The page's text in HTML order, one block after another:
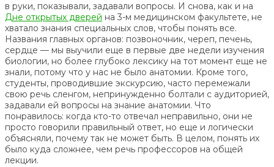
в руки, показывали, задавали вопросы. И снова, как и на
Дне открытых дверей на 3-м медицинском факультете, не
хватало знания специальных слов, чтобы понять все.
Названия главных органов: позвоночник, череп, печень,
сердце — мы выучили еще в первые две недели изучения
биологии, но более глубоко лексику на тот момент еще не
знали, потому что у нас не было анатомии. Кроме того,
студенты, проводившие экскурсию, часто перемежали
свою речь сленгом, непринужденно болтали с аудиторией,
задавали ей вопросы на знание анатомии. Что
понравилось: когда кто-то отвечал неправильно, они не
просто говорили правильный ответ, но еще и логически
объясняли, почему так не может быть. В целом, понять их
было куда сложнее, чем речь профессоров на общей
лекции.